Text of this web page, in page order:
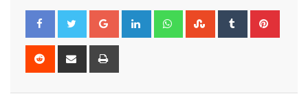
Google+ LinkedIn WhatsappStumbleUpon
Tumblr
Reddit
Share